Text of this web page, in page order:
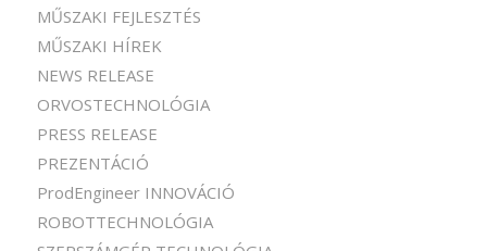
MŰSZAKI FEJLESZTÉS
MŰSZAKI HÍREK
NEWS RELEASE
ORVOSTECHNOLÓGIA
PRESS RELEASE
PREZENTÁCIÓ
ProdEngineer INNOVÁCIÓ
ROBOTTECHNOLÓGIA